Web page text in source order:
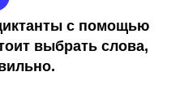
с помощью
выбрать слова,